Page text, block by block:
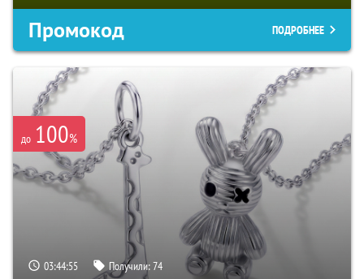
Промокод ПОДРОБНЕЕ
до 100%
03:44:54 Получили:74